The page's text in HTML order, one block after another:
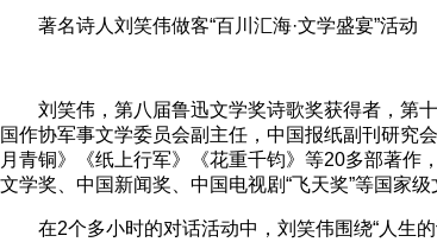
著名诗人刘笑伟做客“百川汇海·文学盛宴”活动
刘笑伟，第八届鲁迅文学奖诗歌奖获得者，第
国作协军事文学委员会副主任，中国报纸副刊研究
月青铜》《纸上行军》《花重千钧》等20多部著作
文学奖、中国新闻奖、中国电视剧“飞天奖”等国家级
在2个多小时的对话活动中，刘笑伟围绕“人生